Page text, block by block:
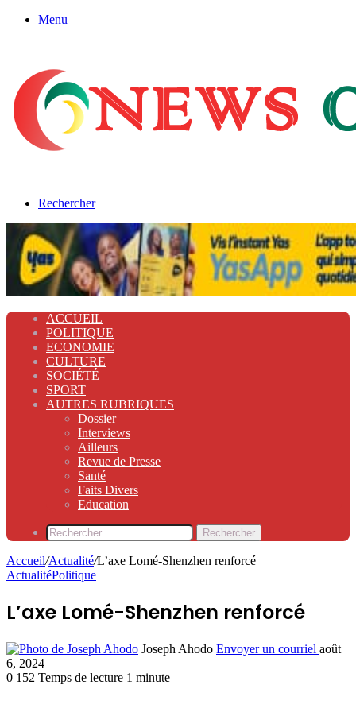
Menu
Rechercher
ACCUEIL
POLITIQUE
ECONOMIE
CULTURE
SOCIÉTÉ
SPORT
AUTRES RUBRIQUES
Dossier
Interviews
Ailleurs
Revue de Presse
Santé
Faits Divers
Education
Rechercher
Accueil/Actualité/L’axe Lomé-Shenzhen renforcé
ActualitéPolitique
L’axe Lomé-Shenzhen renforcé
Joseph Ahodo Envoyer un courriel août
6, 2024
0 152 Temps de lecture 1 minute